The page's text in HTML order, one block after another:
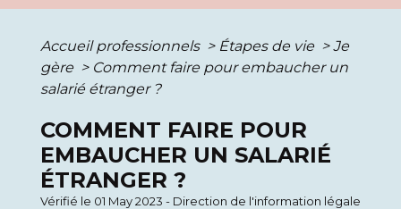
Accueil professionnels > Étapes de vie > Je
gère > Comment faire pour embaucher un
salarié étranger ?
COMMENT FAIRE POUR
EMBAUCHER UN SALARIÉ
ÉTRANGER ?
Vérifié le 01 May 2023 - Direction de l'information légale